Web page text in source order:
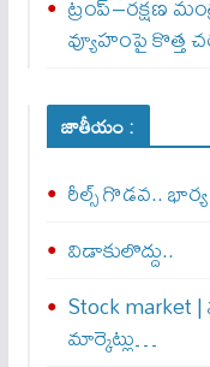
వ్యూహంపై కొత్త
జాతీయం :
రీల్స్ గొడవ.. భార్య
విడాకులొద్దు..
Stock
మార్కెట్లు…